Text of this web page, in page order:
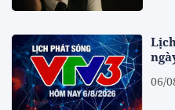
06/